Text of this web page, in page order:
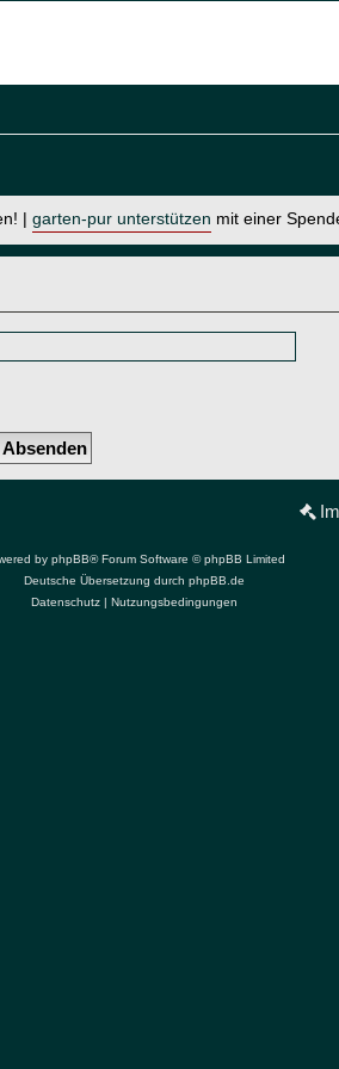
| garten-pur unterstützen mit einer
by phpBB® Forum Software © phpBB Limited
Deutsche Übersetzung durch phpBB.de
Datenschutz| Nutzungsbedingungen